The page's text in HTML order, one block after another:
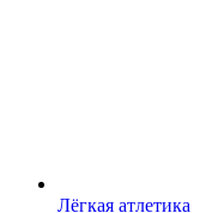
Лёгкая атлетика